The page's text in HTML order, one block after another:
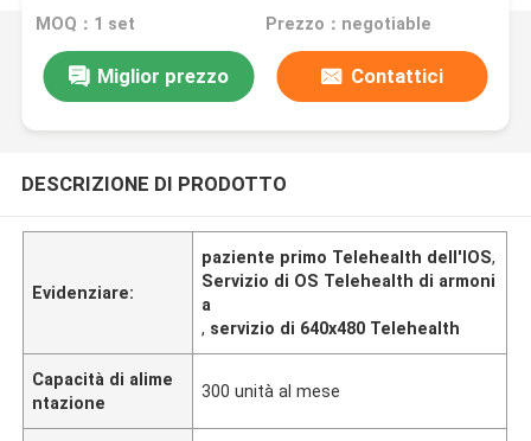
telemedicina
MOQ：1 set Prezzo：negotiable
Miglior prezzo Contattici
DESCRIZIONE DI PRODOTTO
Evidenziare:
paziente primo Telehealth dell'IOS,
Servizio di OS Telehealth di armoni
a
, servizio di 640x480 Telehealth
Capacità di alime
ntazione
300 unità al mese